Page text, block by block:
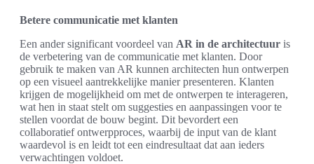
Betere communicatie met klanten
Een ander significant voordeel van AR in de architectuur is
de verbetering van de communicatie met klanten. Door
gebruik te maken van AR kunnen architecten hun ontwerpen
op een visueel aantrekkelijke manier presenteren. Klanten
krijgen de mogelijkheid om met de ontwerpen te interageren,
wat hen in staat stelt om suggesties en aanpassingen voor te
stellen voordat de bouw begint. Dit bevordert een
collaboratief ontwerpproces, waarbij de input van de klant
waardevol is en leidt tot een eindresultaat dat aan ieders
verwachtingen voldoet.